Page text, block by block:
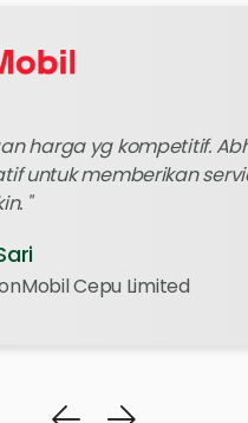
harga yg kompetitif.
untuk memberikan
Cepu Limited